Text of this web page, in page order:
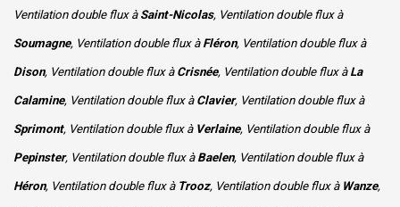
Ventilation double flux à Saint-Nicolas, Ventilation double flux à
Soumagne, Ventilation double flux à Fléron, Ventilation double flux à
Dison, Ventilation double flux à Crisnée, Ventilation double flux à La
Calamine, Ventilation double flux à Clavier, Ventilation double flux à
Sprimont, Ventilation double flux à Verlaine, Ventilation double flux à
Pepinster, Ventilation double flux à Baelen, Ventilation double flux à
Héron, Ventilation double flux à Trooz, Ventilation double flux à Wanze,